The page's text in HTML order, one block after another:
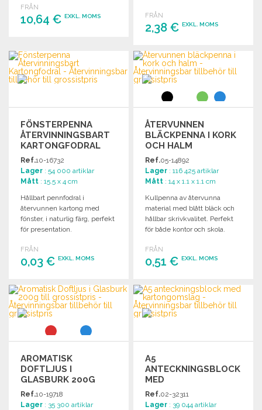
FRÅN
10,64 € EXKL. MOMS
Begär offert
FRÅN
2,38 €EXKL. MOMS
BESTÄLL
Begär offert
FÖNSTERPENNA
ÅTERVINNINGSBART
KARTONGFODRAL
Ref.10-16732
Lager : 54 000 artiklar
Mått : 15.5 x 4 cm
Hållbart pennfodral i
återvunnen kartong med
fönster, i naturlig färg, perfekt
för presentation.
FRÅN
0,03 € EXKL. MOMS
BESTÄLL
Begär offert
ÅTERVUNNEN
BLÄCKPENNA I KORK
OCH HALM
Ref.05-14892
Lager : 116 425 artiklar
Mått : 14 x 1.1 x 1.1 cm
Kullpenna av återvunna
material med blått bläck och
hållbar skrivkvalitet. Perfekt
för både kontor och skola.
FRÅN
0,51 €EXKL. MOMS
BESTÄLL
Begär offert
AROMATISK
DOFTLJUS I
GLASBURK 200G
TILL GROSSISTPRIS
Ref.10-19718
Lager : 35 300 artiklar
A5
ANTECKNINGSBLOCK
MED
KARTONGOMSLAG
TILL GROSSISTPRIS
Ref.02-32311
Lager : 39 044 artiklar